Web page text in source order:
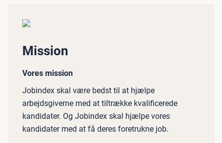
Mission
Vores mission
Jobindex skal være bedst til at hjælpe
arbejdsgiverne med at tiltrække kvalificerede
kandidater. Og Jobindex skal hjælpe vores
kandidater med at få deres foretrukne job.